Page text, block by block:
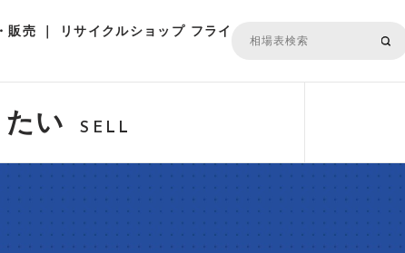
販売 ｜ リサイクルショップ フライ
い SELL